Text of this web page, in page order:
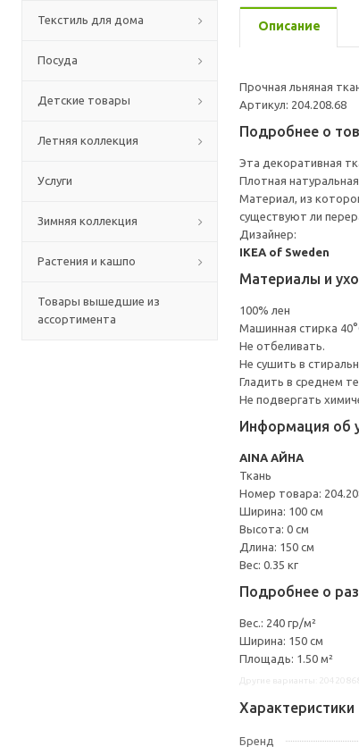
Текстиль для дома
Посуда
Детские товары
Летняя коллекция
Услуги
Зимняя коллекция
Растения и кашпо
Товары вышедшие из
ассортимента
Описание
Прочная льняная
Артикул: 204.208.68
Подробнее о
Эта декоративная
Плотная
Материал, из
существуют ли
Дизайнер:
IKEA of Sweden
Материалы и
100% лен
Машинная стирка
Не отбеливать.
Не сушить в
Гладить в среднем
Не подвергать
Информация об
AINA АЙНА
Ткань
Номер товара:
Ширина: 100 см
Высота: 0 см
Длина: 150 см
Вес: 0.35 кг
Подробнее о
Вес.: 240 гр/м²
Ширина: 150 см
Площадь: 1.50 м²
Характеристики
Бренд